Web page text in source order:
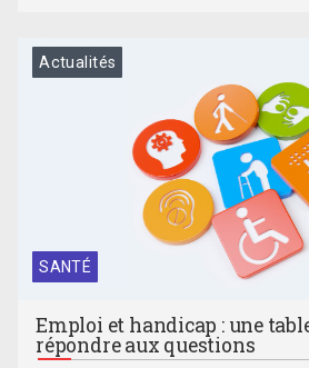
SANTÉ
Actualités
Emploi et handicap : une
répondre aux questions